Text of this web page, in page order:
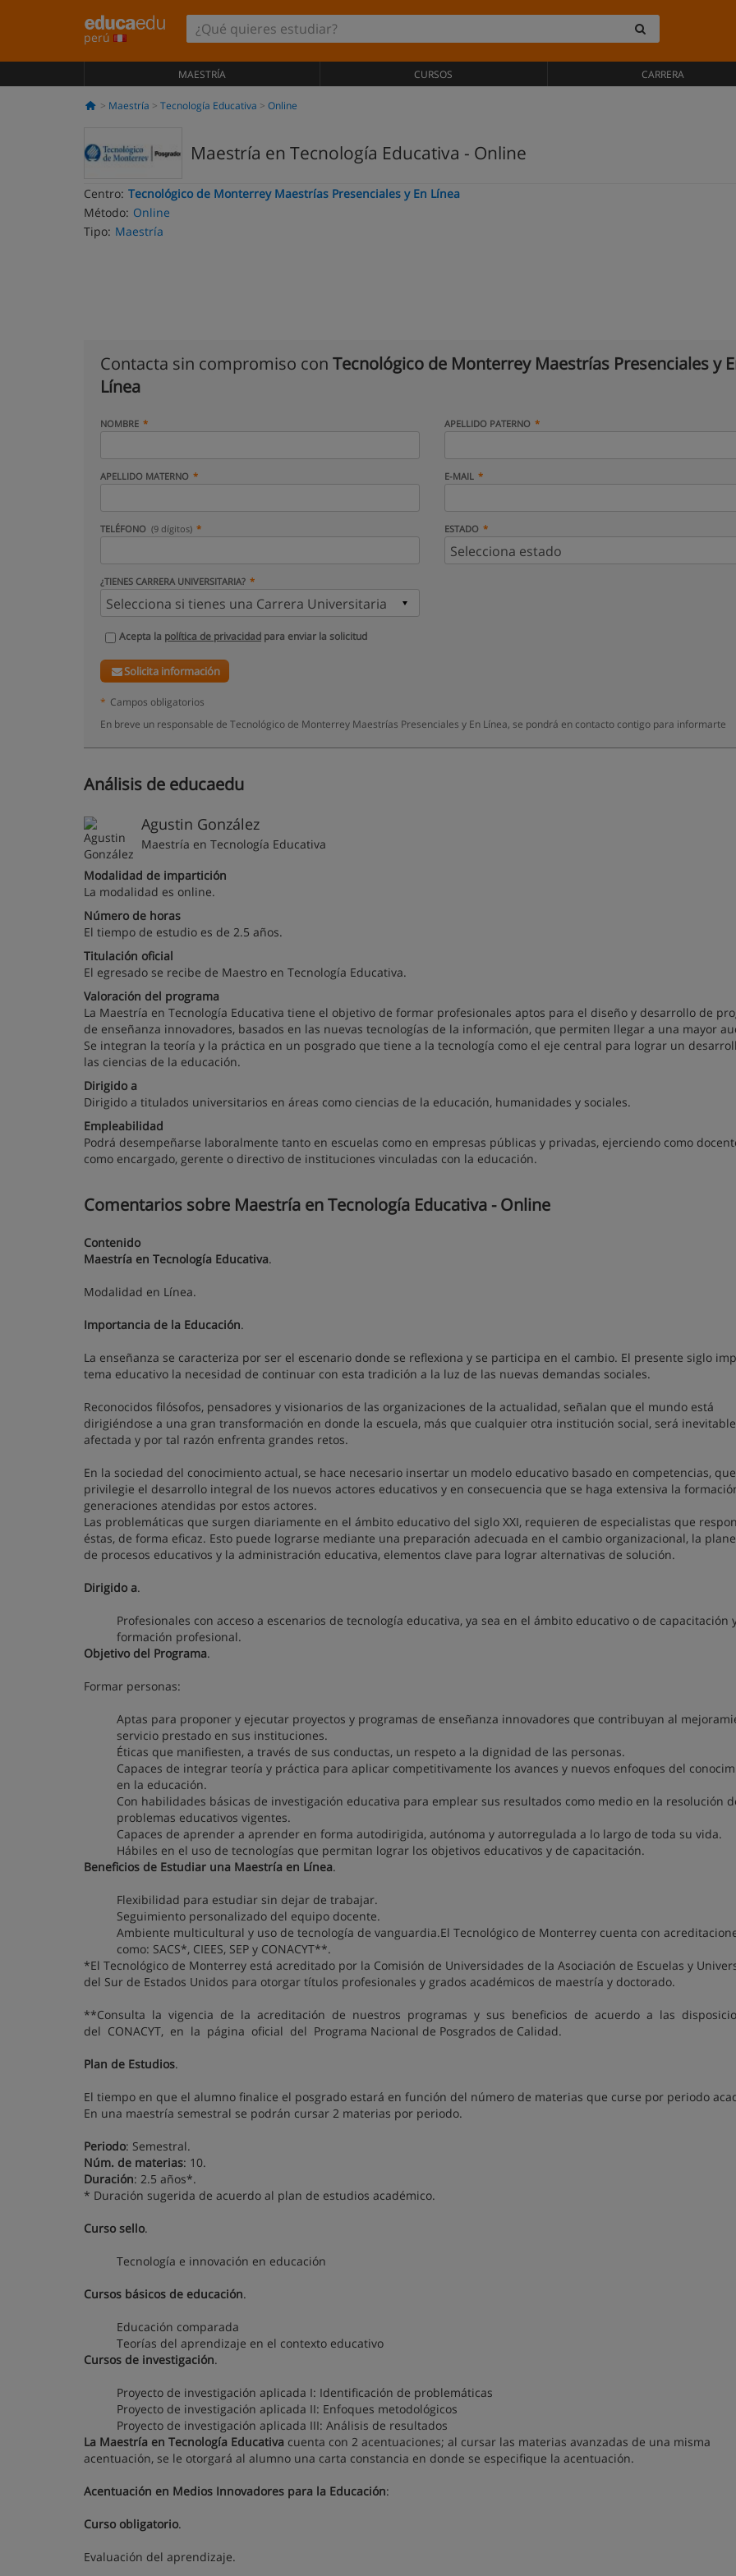
perú
MAESTRÍA CURSOS CARRERA
Maestría Tecnología Educativa Online
Maestría en Tecnología Educativa - Online
Centro: Tecnológico de Monterrey Maestrías Presenciales y En Línea
Método: Online
Tipo: Maestría
Contacta sin compromiso con Tecnológico de Monterrey Maestrías Presenciales y
Línea
NOMBRE APELLIDO PATERNO
APELLIDO MATERNO E-MAIL
TELÉFONO (9 dígitos) ESTADO
¿TIENES CARRERA UNIVERSITARIA?
Acepta la política de privacidad para enviar la solicitud
Solicita información
* Campos obligatorios
En breve un responsable de Tecnológico de Monterrey Maestrías Presenciales y En Línea, se pondrá en contacto contigo para informarte
Análisis de educaedu
Agustin González
Maestría en Tecnología Educativa
Modalidad de impartición
La modalidad es online.
Número de horas
El tiempo de estudio es de 2.5 años.
Titulación oficial
El egresado se recibe de Maestro en Tecnología Educativa.
Valoración del programa
La Maestría en Tecnología Educativa tiene el objetivo de formar profesionales aptos para el diseño y desarrollo de
de enseñanza innovadores, basados en las nuevas tecnologías de la información, que permiten llegar a una mayor
Se integran la teoría y la práctica en un posgrado que tiene a la tecnología como el eje central para lograr un
las ciencias de la educación.
Dirigido a
Dirigido a titulados universitarios en áreas como ciencias de la educación, humanidades y sociales.
Empleabilidad
Podrá desempeñarse laboralmente tanto en escuelas como en empresas públicas y privadas, ejerciendo como
como encargado, gerente o directivo de instituciones vinculadas con la educación.
Comentarios sobre Maestría en Tecnología Educativa - Online
Contenido
Maestría en Tecnología Educativa.
Modalidad en Línea.
Importancia de la Educación.
La enseñanza se caracteriza por ser el escenario donde se reflexiona y se participa en el cambio. El presente siglo
tema educativo la necesidad de continuar con esta tradición a la luz de las nuevas demandas sociales.
Reconocidos filósofos, pensadores y visionarios de las organizaciones de la actualidad, señalan que el mundo está
dirigiéndose a una gran transformación en donde la escuela, más que cualquier otra institución social, será
afectada y por tal razón enfrenta grandes retos.
En la sociedad del conocimiento actual, se hace necesario insertar un modelo educativo basado en competencias, que
privilegie el desarrollo integral de los nuevos actores educativos y en consecuencia que se haga extensiva la
generaciones atendidas por estos actores.
Las problemáticas que surgen diariamente en el ámbito educativo del siglo XXI, requieren de especialistas que
éstas, de forma eficaz. Esto puede lograrse mediante una preparación adecuada en el cambio organizacional, la
de procesos educativos y la administración educativa, elementos clave para lograr alternativas de solución.
Dirigido a.
Profesionales con acceso a escenarios de tecnología educativa, ya sea en el ámbito educativo o de capacitación
formación profesional.
Objetivo del Programa.
Formar personas:
Aptas para proponer y ejecutar proyectos y programas de enseñanza innovadores que contribuyan al
servicio prestado en sus instituciones.
Éticas que manifiesten, a través de sus conductas, un respeto a la dignidad de las personas.
Capaces de integrar teoría y práctica para aplicar competitivamente los avances y nuevos enfoques del
en la educación.
Con habilidades básicas de investigación educativa para emplear sus resultados como medio en la resolución
problemas educativos vigentes.
Capaces de aprender a aprender en forma autodirigida, autónoma y autorregulada a lo largo de toda su vida.
Hábiles en el uso de tecnologías que permitan lograr los objetivos educativos y de capacitación.
Beneficios de Estudiar una Maestría en Línea.
Flexibilidad para estudiar sin dejar de trabajar.
Seguimiento personalizado del equipo docente.
Ambiente multicultural y uso de tecnología de vanguardia.El Tecnológico de Monterrey cuenta con
como: SACS*, CIEES, SEP y CONACYT**.
*El Tecnológico de Monterrey está acreditado por la Comisión de Universidades de la Asociación de Escuelas y
del Sur de Estados Unidos para otorgar títulos profesionales y grados académicos de maestría y doctorado.
**Consulta la vigencia de la acreditación de nuestros programas y sus beneficios de acuerdo a las
del CONACYT, en la página oficial del Programa Nacional de Posgrados de Calidad.
Plan de Estudios.
El tiempo en que el alumno finalice el posgrado estará en función del número de materias que curse por periodo
En una maestría semestral se podrán cursar 2 materias por periodo.
Periodo: Semestral.
Núm. de materias: 10.
Duración: 2.5 años*.
* Duración sugerida de acuerdo al plan de estudios académico.
Curso sello.
Tecnología e innovación en educación
Cursos básicos de educación.
Educación comparada
Teorías del aprendizaje en el contexto educativo
Cursos de investigación.
Proyecto de investigación aplicada I: Identificación de problemáticas
Proyecto de investigación aplicada II: Enfoques metodológicos
Proyecto de investigación aplicada III: Análisis de resultados
La Maestría en Tecnología Educativa cuenta con 2 acentuaciones; al cursar las materias avanzadas de una misma
acentuación, se le otorgará al alumno una carta constancia en donde se especifique la acentuación.
Acentuación en Medios Innovadores para la Educación:
Curso obligatorio.
Evaluación del aprendizaje.